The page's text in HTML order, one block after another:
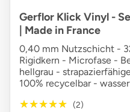
Gerflor Klick Vinyl -
| Made in France
0,40 mm Nutzschicht -
Rigidkern - Microfase -
hellgrau -
100% recycelbar -
★★★★★
★★★★★ (2)